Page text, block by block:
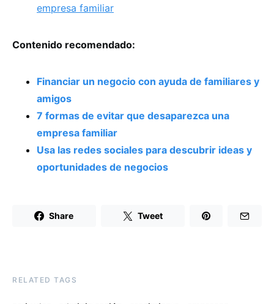
empresa familiar
Contenido recomendado:
Financiar un negocio con ayuda de familiares y
amigos
7 formas de evitar que desaparezca una
empresa familiar
Usa las redes sociales para descubrir ideas y
oportunidades de negocios
Share Tweet
RELATED TAGS